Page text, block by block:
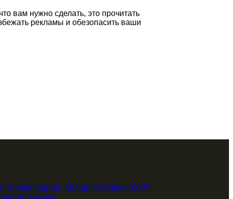
вам нужно сделать, это прочитать
рекламы и обезопасить ваши
Sumak Center, Multan Rd, Block D-37